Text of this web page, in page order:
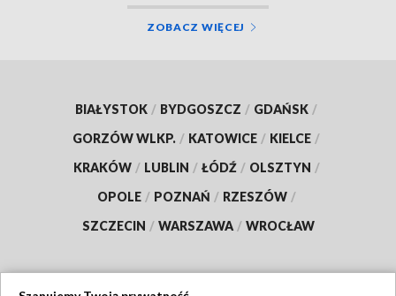
ZOBACZ WIĘCEJ
BIAŁYSTOK / BYDGOSZCZ / GDAŃSK /
GORZÓW WLKP. / KATOWICE / KIELCE /
KRAKÓW / LUBLIN / ŁÓDŹ / OLSZTYN /
OPOLE / POZNAŃ / RZESZÓW /
SZCZECIN / WARSZAWA / WROCŁAW